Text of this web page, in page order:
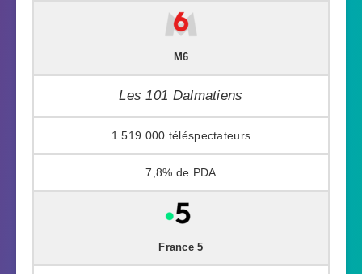
M6
Les 101 Dalmatiens
1 519 000
7,8%
France 5